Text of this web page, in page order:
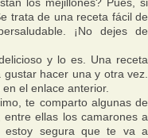
trata de una receta fácil de
¡No dejes de
y lo es. Una receta
hacer una y otra vez.
el enlace anterior.
te comparto algunas de
ellas los camarones a
estoy segura que te va a